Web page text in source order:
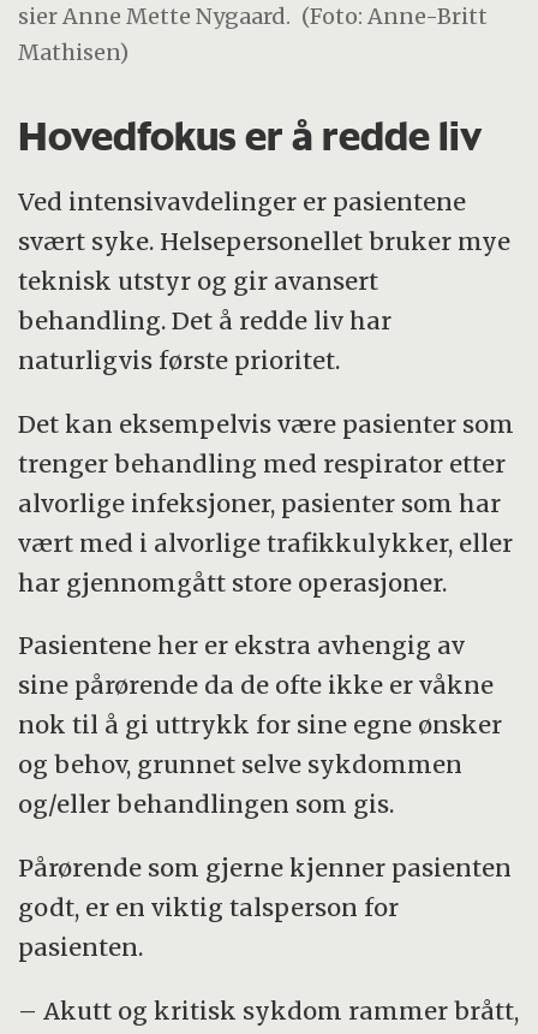
sier Anne Mette Nygaard. (Foto: Anne-Britt
Mathisen)
Hovedfokus er å redde liv
Ved intensivavdelinger er pasientene
svært syke. Helsepersonellet bruker mye
teknisk utstyr og gir avansert
behandling. Det å redde liv har
naturligvis første prioritet.
Det kan eksempelvis være pasienter som
trenger behandling med respirator etter
alvorlige infeksjoner, pasienter som har
vært med i alvorlige trafikkulykker, eller
har gjennomgått store operasjoner.
Pasientene her er ekstra avhengig av
sine pårørende da de ofte ikke er våkne
nok til å gi uttrykk for sine egne ønsker
og behov, grunnet selve sykdommen
og/eller behandlingen som gis.
Pårørende som gjerne kjenner pasienten
godt, er en viktig talsperson for
pasienten.
– Akutt og kritisk sykdom rammer brått,